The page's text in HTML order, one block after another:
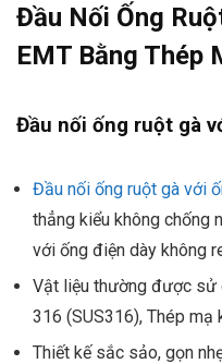
Đầu Nối Ống
EMT Bằng Thép
Đầu nối ống ruột gà
Đầu nối ống ruột gà với
thẳng kiểu không chống
với ống điện dày không
Vật liệu thường được sử
316 (SUS316), Thép mạ
Thiết kế sắc sảo, gọn